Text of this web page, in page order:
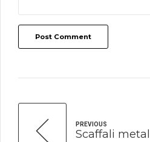
Post Comment
PREVIOUS
Scaffali